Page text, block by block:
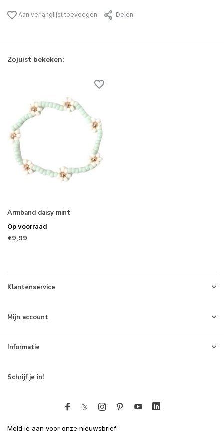
Aan verlanglijst toevoegen Delen
Zojuist bekeken:
Armband daisy mint
Op voorraad
€9,99
Klantenservice
Mijn account
Informatie
Schrijf je in!
Meld je aan voor onze nieuwsbrief